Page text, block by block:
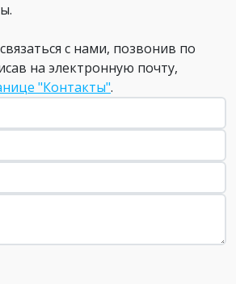
с нами, позвонив по
на электронную почту,
"Контакты".